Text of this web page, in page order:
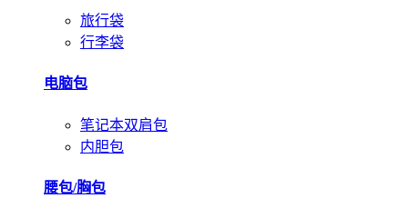
旅行袋
行李袋
电脑包
笔记本双肩包
内胆包
腰包/胸包